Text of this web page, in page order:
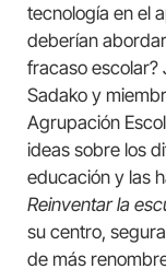
tecnología en el
deberían
fracaso escolar?
Sadako y
Agrupación
ideas sobre los
educación y las
Reinventar la
su centro,
de más